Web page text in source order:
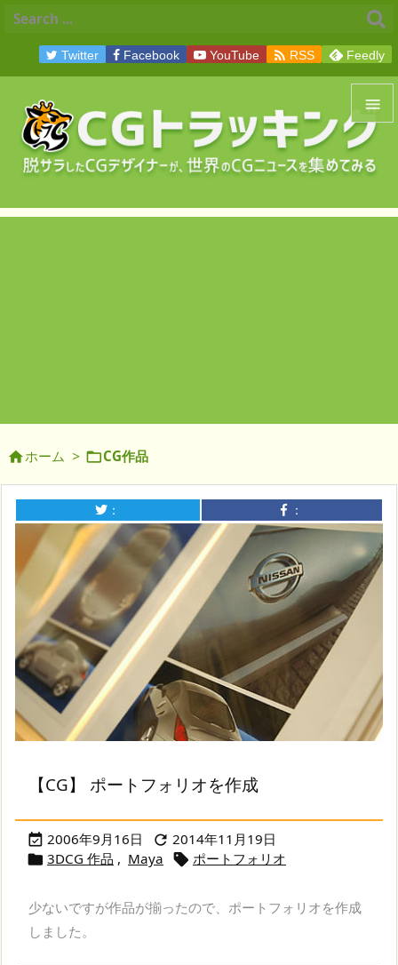


メニュ
サイ
Twitter Facebook YouTube  RSS Feedly
ホーム > CG作品
： ：
【CG】 ポートフォリオを作成
 2006年9月16日  2014年11月19日
 3DCG 作品 , Maya  ポートフォリオ
少ないですが作品が揃ったので、ポートフォリオを作成
しました。